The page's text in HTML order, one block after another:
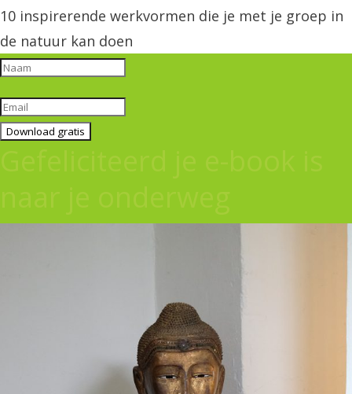
10 inspirerende werkvormen die je met je groep in
de natuur kan doen
Download gratis